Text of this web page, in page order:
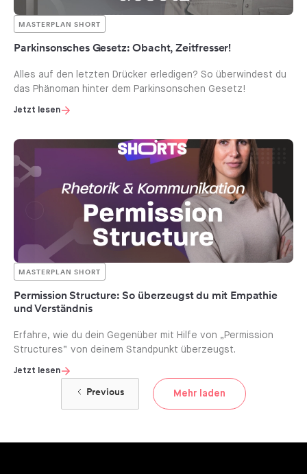
MASTERPLAN SHORT
Parkinsonsches Gesetz: Obacht, Zeitfresser!
Alles auf den letzten Drücker erledigen? So überwindest du
das Phänoman hinter dem Parkinsonschen Gesetz!
Jetzt lesen
MASTERPLAN SHORT
Permission Structure: So überzeugst du mit Empathie
und Verständnis
Erfahre, wie du dein Gegenüber mit Hilfe von „Permission
Structures“ von deinem Standpunkt überzeugst.
Jetzt lesen
Previous Mehr laden